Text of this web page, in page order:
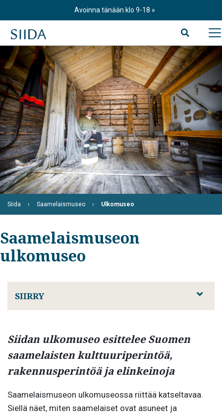
Avoinna tänään klo 9-18
Siida Saamelaismuseo Ulkomuseo
Saamelaismuseon
ulkomuseo
SIIRRY
Siidan ulkomuseo esittelee Suomen
saamelaisten kulttuuriperintöä,
rakennusperintöä ja elinkeinoja
Saamelaismuseon ulkomuseossa riittää katseltavaa.
Siellä näet, miten saamelaiset ovat asuneet ja